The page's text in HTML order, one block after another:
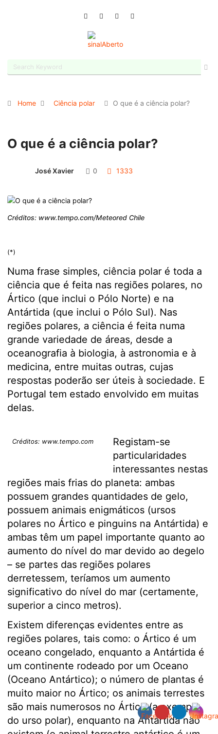
Home Ciência polar O que é a ciência polar?
O que é a ciência polar?
José Xavier 0 1333
Créditos: www.tempo.com/Meteored Chile
(*)
Numa frase simples, ciência polar é toda a
ciência que é feita nas regiões polares, no
Ártico (que inclui o Pólo Norte) e na
Antártida (que inclui o Pólo Sul). Nas
regiões polares, a ciência é feita numa
grande variedade de áreas, desde a
oceanografia à biologia, à astronomia e à
medicina, entre muitas outras, cujas
respostas poderão ser úteis à sociedade. E
Portugal tem estado envolvido em muitas
delas.
Créditos: www.tempo.com
Registam-se
particularidades
interessantes nestas
regiões mais frias do planeta: ambas
possuem grandes quantidades de gelo,
possuem animais enigmáticos (ursos
polares no Ártico e pinguins na Antártida) e
ambas têm um papel importante quanto ao
aumento do nível do mar devido ao degelo
– se partes das regiões polares
derretessem, teríamos um aumento
significativo do nível do mar (certamente,
superior a cinco metros).
Existem diferenças evidentes entre as
regiões polares, tais como: o Ártico é um
oceano congelado, enquanto a Antártida é
um continente rodeado por um Oceano
(Oceano Antártico); o número de plantas é
muito maior no Ártico; os animais terrestes
são mais numerosos no Ártico (a exemplo
do urso polar), enquanto na Antártida não